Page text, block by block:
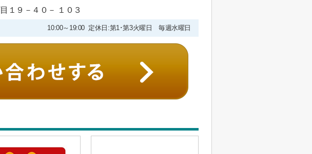
１９－４０－ １０３
10:00～19:00 定休日:第1･第3火曜日 毎週水曜日